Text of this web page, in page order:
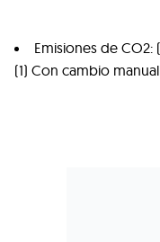
Emisiones de CO2:
(1) Con cambio